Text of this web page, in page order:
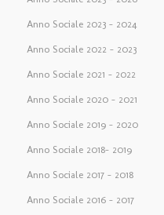
Anno Sociale 2023 – 2024
Anno Sociale 2022 – 2023
Anno Sociale 2021 – 2022
Anno Sociale 2020 – 2021
Anno Sociale 2019 – 2020
Anno Sociale 2018– 2019
Anno Sociale 2017 – 2018
Anno Sociale 2016 – 2017